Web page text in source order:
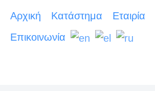
Αρχική Κατάστημα Εταιρία
Επικοινωνία